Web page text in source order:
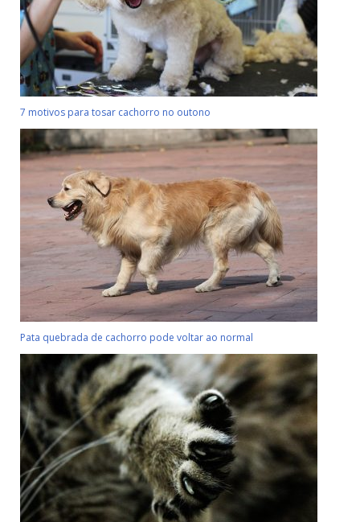
7 motivos para tosar cachorro no outono
Pata quebrada de cachorro pode voltar ao normal